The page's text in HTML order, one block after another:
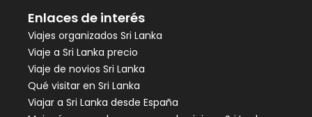
Enlaces de interés
Viajes organizados Sri Lanka
Viaje a Sri Lanka precio
Viaje de novios Sri Lanka
Qué visitar en Sri Lanka
Viajar a Sri Lanka desde España